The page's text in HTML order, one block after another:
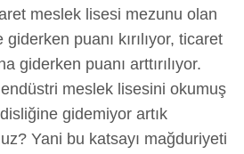
meslek lisesi mezunu olan
puanı kırılıyor, ticaret
giderken puanı arttırılıyor.
meslek lisesini okumuş
gidemiyor artık
Yani bu katsayı mağduriyeti